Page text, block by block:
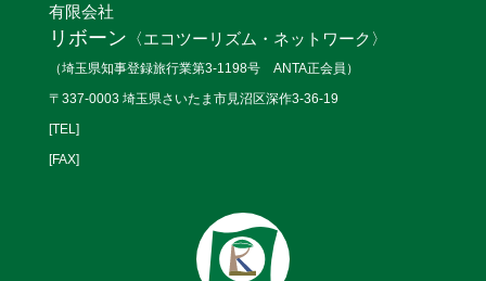
有限会社
リボーン 〈エコツーリズム・ネットワーク〉
（埼玉県知事登録旅行業第3-1198号 ANTA正会員）
〒337-0003 埼玉県さいたま市見沼区深作3-36-19
[TEL]
[FAX]